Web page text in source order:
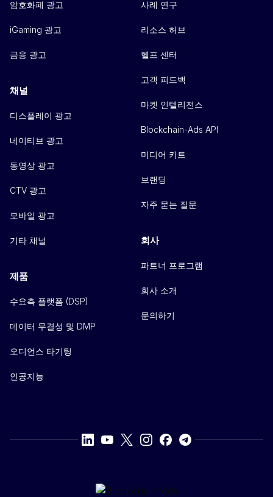
암호화폐 광고
iGaming 광고
금융 광고
채널
디스플레이 광고
네이티브 광고
동영상 광고
CTV 광고
모바일 광고
기타 채널
제품
수요측 플랫폼 (DSP)
데이터 무결성 및 DMP
오디언스 타기팅
인공지능
사례 연구
리소스 허브
헬프 센터
고객 피드백
마켓 인텔리전스
Blockchain-Ads API
미디어 키트
브랜딩
자주 묻는 질문
회사
파트너 프로그램
회사 소개
문의하기